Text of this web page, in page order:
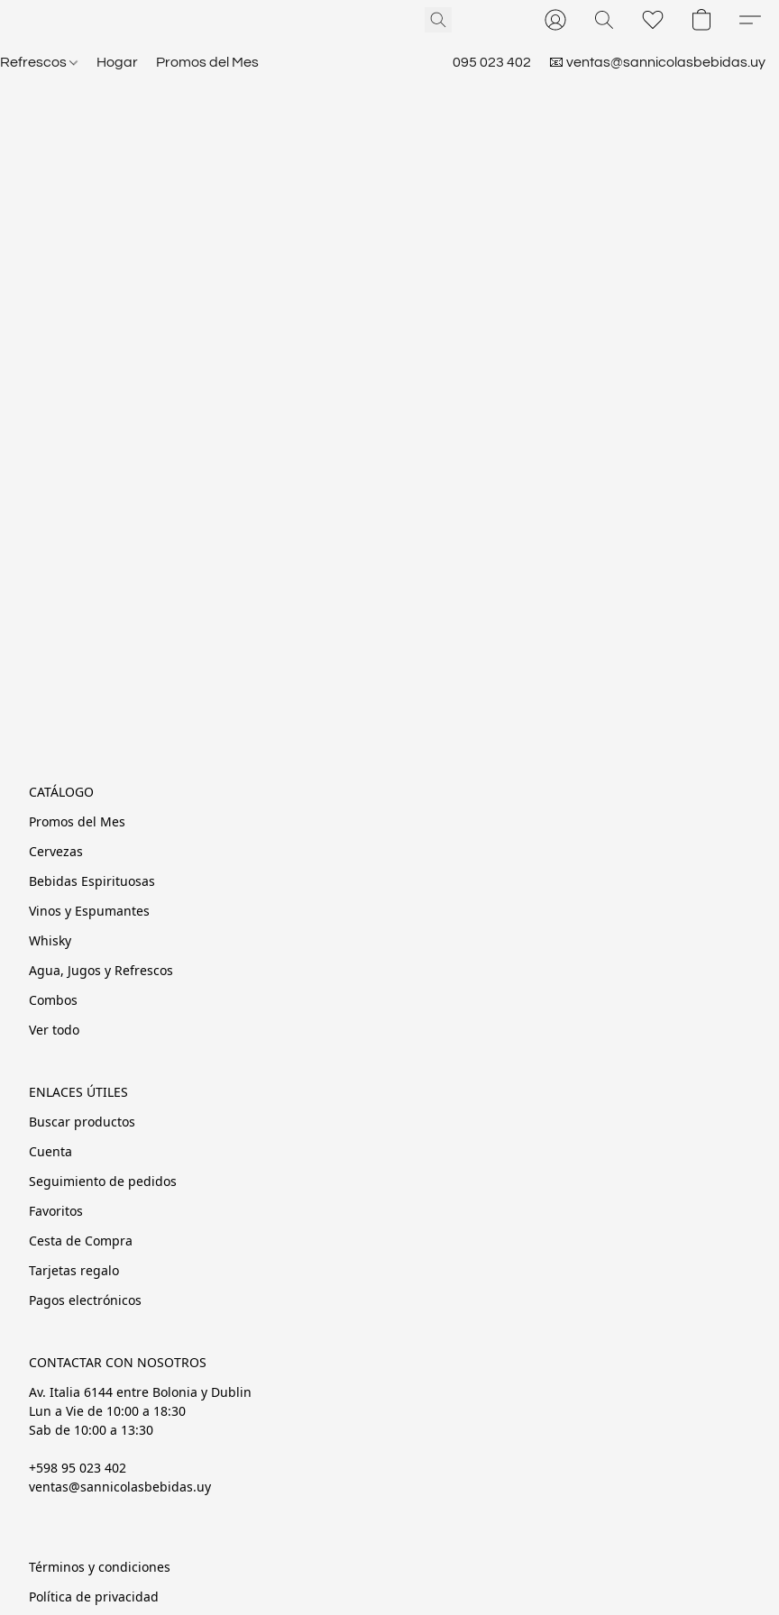
Refrescos Hogar Promos del Mes 095 023 402 📧 ventas@sannicolasbebidas.uy
CATÁLOGO
Promos del Mes
Cervezas
Bebidas Espirituosas
Vinos y Espumantes
Whisky
Agua, Jugos y Refrescos
Combos
Ver todo
ENLACES ÚTILES
Buscar productos
Cuenta
Seguimiento de pedidos
Favoritos
Cesta de Compra
Tarjetas regalo
Pagos electrónicos
CONTACTAR CON NOSOTROS
Av. Italia 6144 entre Bolonia y Dublin
Lun a Vie de 10:00 a 18:30
Sab de 10:00 a 13:30
+598 95 023 402
ventas@sannicolasbebidas.uy
Términos y condiciones
Política de privacidad